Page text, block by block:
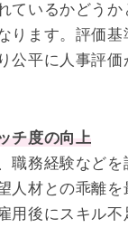
ているかどうか
ります。評価基
公平に人事評価
チ度の向上
職務経験などを
人材との乖離を
用後にスキル